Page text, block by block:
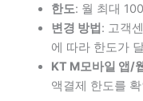
한도: 월 최대
변경 방법 : 고객
에 따라 한도가
KT M모바일 앱/
액결제 한도를